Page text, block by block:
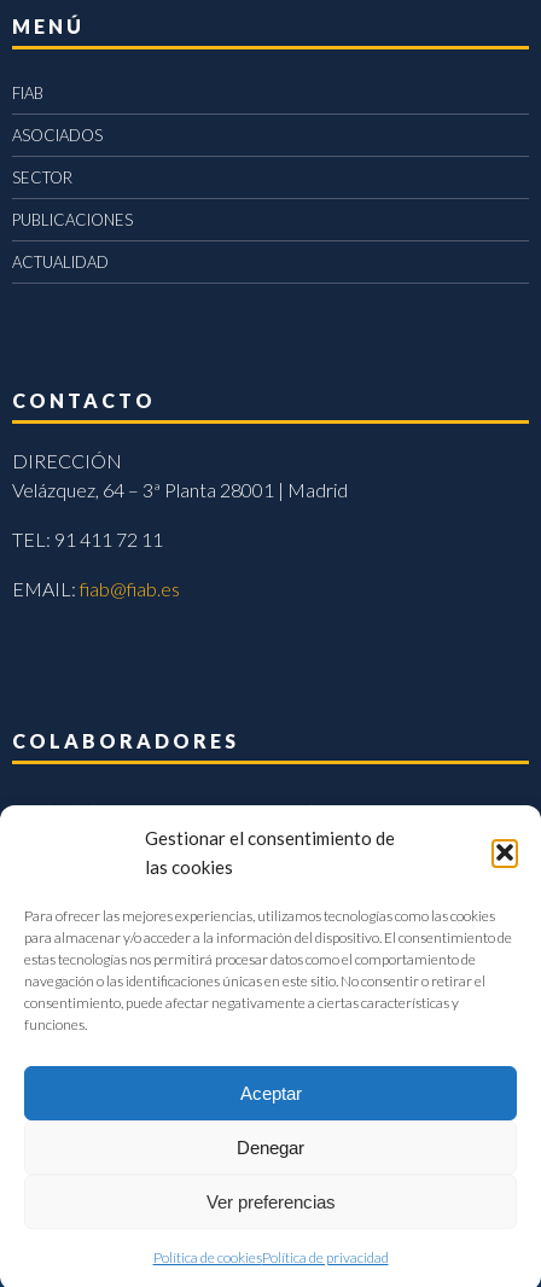
Gestionar el consentimiento de
las cookies
Para ofrecer las mejores experiencias, utilizamos tecnologías como las cookies
para almacenar y/o acceder a la información del dispositivo. El consentimiento de
estas tecnologías nos permitirá procesar datos como el comportamiento de
navegación o las identificaciones únicas en este sitio. No consentir o retirar el
consentimiento, puede afectar negativamente a ciertas características y
funciones.
Aceptar
Denegar
Ver preferencias
Política de cookiesPolítica de privacidad
MENÚ
FIAB
ASOCIADOS
SECTOR
PUBLICACIONES
ACTUALIDAD
CONTACTO
DIRECCIÓN
Velázquez, 64 – 3ª Planta 28001 | Madrid
TEL: 91 411 72 11
EMAIL:fiab@fiab.es
COLABORADORES
FIAB Federación Española de Industrias de la Alimentación y Bebidas